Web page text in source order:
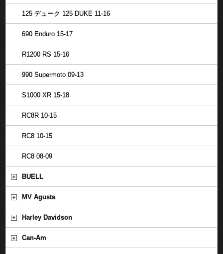
125 デューク 125 DUKE 11-16
690 Enduro 15-17
R1200 RS 15-16
990 Supermoto 09-13
S1000 XR 15-18
RC8R 10-15
RC8 10-15
RC8 08-09
BUELL
MV Agusta
Harley Davidson
Can-Am